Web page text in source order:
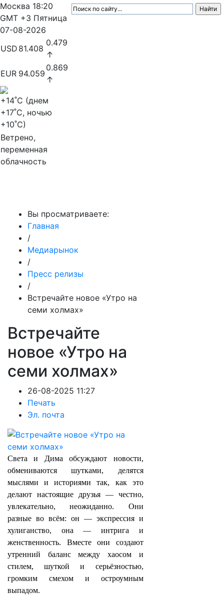
Москва 18:20
GMT +3 Пятница
07-08-2026
USD 81.408
0.479
↑
EUR 94.059
0.869
↑
+14˚C (днем
+17˚C, ночью
+10˚C)
Ветрено,
переменная
облачность
Вы просматриваете:
Главная
/
Медиарынок
/
Пресс релизы
/
Встречайте новое «Утро на
семи холмах»
Встречайте
новое «Утро на
семи холмах»
26-08-2025 11:27
Печать
Эл. почта
Света и Дима обсуждают новости,
обмениваются шутками, делятся
мыслями и историями так, как это
делают настоящие друзья — честно,
увлекательно, неожиданно. Они
разные во всём: он — экспрессия и
хулиганство, она — интрига и
женственность. Вместе они создают
утренний баланс между хаосом и
стилем, шуткой и серьёзностью,
громким смехом и остроумным
выпадом.